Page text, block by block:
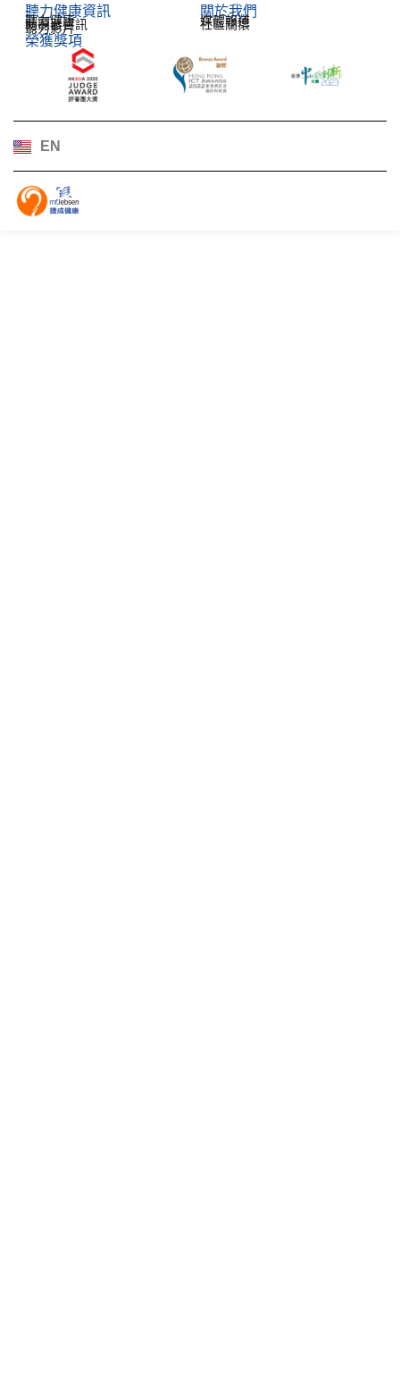
聽力健康資訊​
聽力健康
助聽器資訊
聽力影片
關於我們
媒體報道
社區關懷
榮獲獎項
EN
한국어
Español
日本語